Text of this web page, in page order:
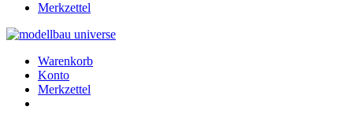
Merkzettel
Warenkorb
Konto
Merkzettel